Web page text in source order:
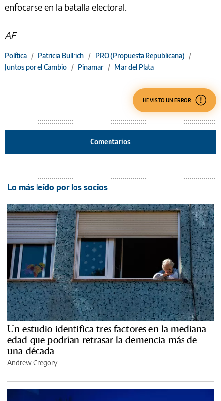
enfocarse en la batalla electoral.
AF
Política / Patricia Bullrich / PRO (Propuesta Republicana) /
Juntos por el Cambio / Pinamar / Mar del Plata
HE VISTO UN ERROR
Comentarios
Lo más leído por los socios
Un estudio identifica tres factores en la mediana
edad que podrían retrasar la demencia más de
una década
Andrew Gregory